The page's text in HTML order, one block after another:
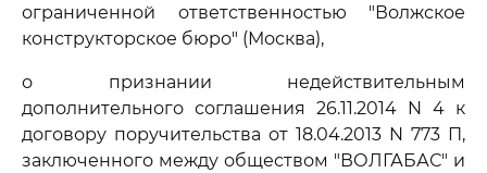
ограниченной ответственностью "Волжское
конструкторское бюро" (Москва),
о признании недействительным
дополнительного соглашения 26.11.2014 N 4 к
договору поручительства от 18.04.2013 N 773 П,
заключенного между обществом "ВОЛГАБАС" и